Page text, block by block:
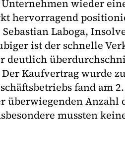
wieder
hervorragend
Sebastian Laboga,
ist der schnelle
deutlich
Kaufvertrag wurde
fand am
Anzahl
mussten